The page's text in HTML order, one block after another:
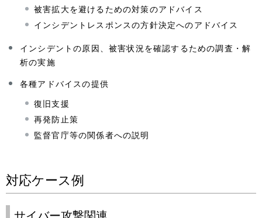
t
被害拡大を避けるための対策のアドバイス
インシデントレスポンスの方針決定へのアドバイス
インシデントの原因、被害状況を確認するための調査・解
析の実施
各種アドバイスの提供
復旧支援
再発防止策
監督官庁等の関係者への説明
対応ケース例